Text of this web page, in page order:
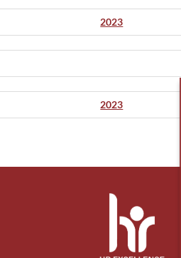
2023
2023